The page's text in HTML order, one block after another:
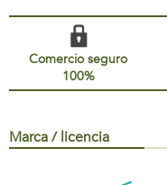
Comercio seguro
100%
Marca / licencia